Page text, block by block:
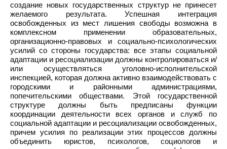
создание новых государственных структур не принесет
желаемого результата. Успешная интеграция
освобожденных из мест лишения свободы возможна в
комплексном применении образовательных,
организационно-правовых и социально-психологических
усилий со стороны государства: все этапы социальной
адаптации и ресоциализации должны контролироваться и/
или осуществляться уголовно-исполнительской
инспекцией, которая должна активно взаимодействовать с
городскими и районными администрациями,
попечительскими обществами. Этой государственной
структуре должны быть предписаны функции
координации деятельности всех органов и служб по
социальной адаптации и ресоциализации освобожденных,
причем усилия по реализации этих процессов должны
объединить юристов, психологов, социологов и